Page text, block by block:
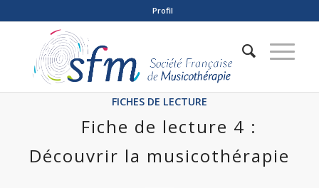
Profil
FICHES DE LECTURE
Fiche de lecture 4 :
Découvrir la musicothérapie